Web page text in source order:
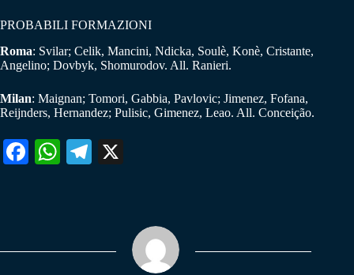
PROBABILI FORMAZIONI
Roma: Svilar; Celik, Mancini, Ndicka, Soulè, Konè, Cristante,
Angelino; Dovbyk, Shomurodov. All. Ranieri.
Milan: Maignan; Tomori, Gabbia, Pavlovic; Jimenez, Fofana,
Reijnders, Hernandez; Pulisic, Gimenez, Leao. All. Conceição.
Fa W
pp
Te
m